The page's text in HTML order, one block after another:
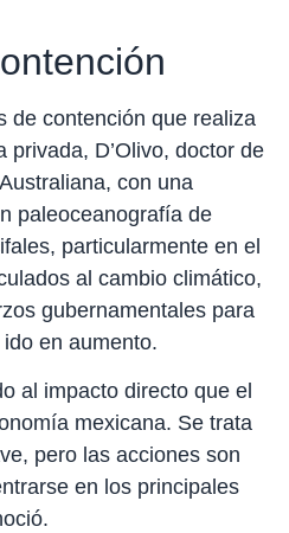
de contención que realiza
privada, D’Olivo, doctor de
con una
paleoceanografía de
particularmente en el
al cambio climático,
gubernamentales para
en aumento.
al impacto directo que el
mexicana. Se trata
pero las acciones son
en los principales